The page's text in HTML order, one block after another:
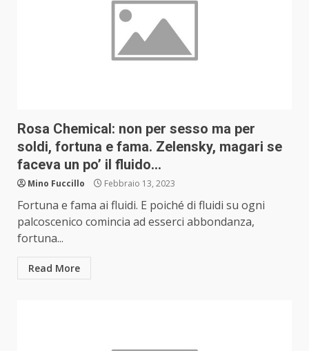
Rosa Chemical: non per sesso ma per
soldi, fortuna e fama. Zelensky, magari se
faceva un po’ il fluido…
Mino Fuccillo Febbraio 13, 2023
Fortuna e fama ai fluidi. E poiché di fluidi su ogni
palcoscenico comincia ad esserci abbondanza,
fortuna...
Read More